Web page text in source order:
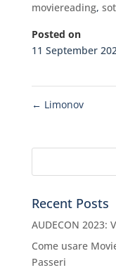
moviereading,
Posted on
11 September
← Limonov
Recent Posts
AUDECON 2023:
Come usare
Passeri